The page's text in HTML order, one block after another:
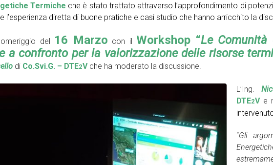
Termiche che è stato trattato attraverso l’approfondimento di
l’esperienza diretta di buone pratiche e casi studio che hanno arricchito la
del 16 Marzo con il Workshop “Le Comunità
a confronto per la valorizzazione delle risorse
di Co.Svi.G. – DTE2Vche ha moderato la discussione.
L’Ing.
DTE2Ve
“Gli